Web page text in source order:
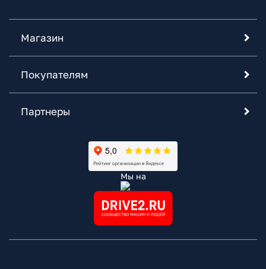
Магазин
Покупателям
Партнеры
Мы на